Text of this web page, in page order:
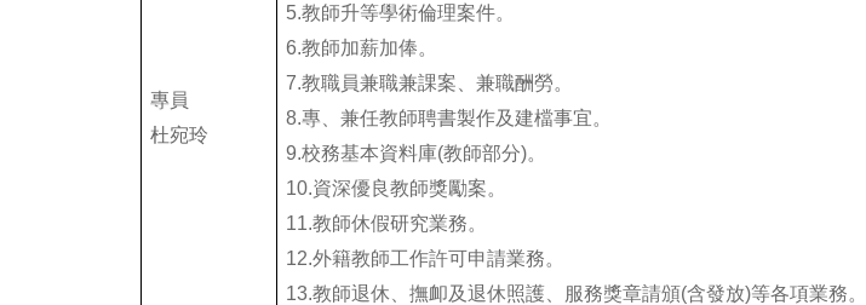
專員
杜宛玲
5.教師升等學術倫理案件。
6.教師加薪加俸。
7.教職員兼職兼課案、兼職酬勞。
8.專、兼任教師聘書製作及建檔事宜。
9.校務基本資料庫(教師部分)。
10.資深優良教師獎勵案。
11.教師休假研究業務。
12.外籍教師工作許可申請業務。
13.教師退休、撫卹及退休照護、服務獎章請頒(含發放)等各項業務。